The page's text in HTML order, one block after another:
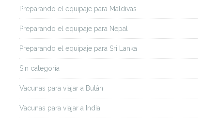
Preparando el equipaje para Maldivas
Preparando el equipaje para Nepal
Preparando el equipaje para Sri Lanka
Sin categoría
Vacunas para viajar a Bután
Vacunas para viajar a India